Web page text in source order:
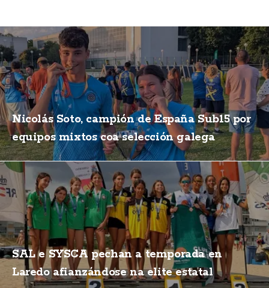
Nicolás Soto, campión de España Sub15 por
equipos mixtos coa selección galega
SAL e SYSCA pechan a temporada en
Laredo afianzándose na elite estatal